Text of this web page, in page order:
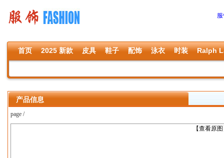
首页 2025 新款 皮具 鞋子 配饰 泳衣 时装 Ralph
产品信息
page /
【查看原
上一张